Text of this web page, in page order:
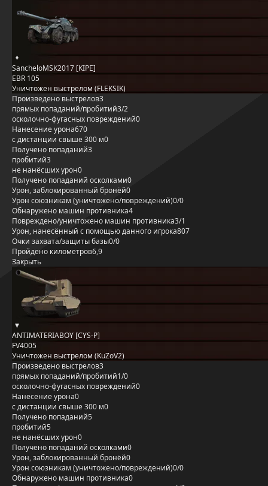
SancheloMSK2017 [KIPE]
EBR 105
Уничтожен выстрелом (FLEKSIK)
Произведено выстрелов3
прямых попаданий/пробитий3/2
осколочно-фугасных повреждений0
Нанесение урона670
с дистанции свыше 300 м0
Получено попаданий3
пробитий3
не нанёсших урон0
Получено попаданий осколками0
Урон, заблокированный бронёй0
Урон союзникам (уничтожено/повреждений)0/0
Обнаружено машин противника4
Повреждено/уничтожено машин противника3/1
Урон, нанесённый с помощью данного игрока807
Очки захвата/защиты базы0/0
Пройдено километров6,9
Закрыть
ANTIMATERIABOY [CYS-P]
FV4005
Уничтожен выстрелом (KuZoV2)
Произведено выстрелов3
прямых попаданий/пробитий1/0
осколочно-фугасных повреждений0
Нанесение урона0
с дистанции свыше 300 м0
Получено попаданий5
пробитий5
не нанёсших урон0
Получено попаданий осколками0
Урон, заблокированный бронёй0
Урон союзникам (уничтожено/повреждений)0/0
Обнаружено машин противника0